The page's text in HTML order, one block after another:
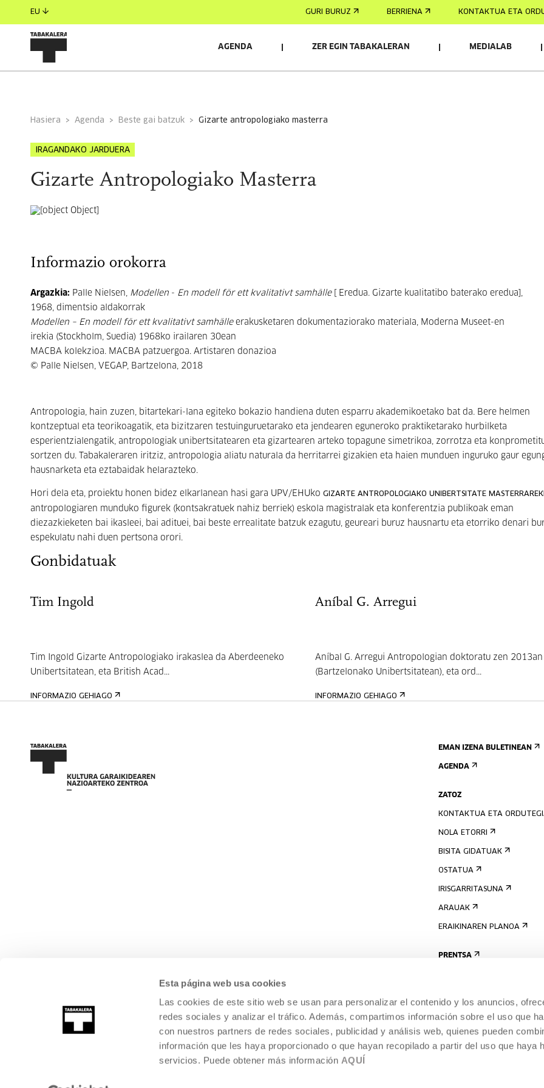
Esta página web usa cookies
Las cookies de este sitio web se usan para personalizar el contenido y los anuncios,
redes sociales y analizar el tráfico. Además, compartimos información sobre el uso que
con nuestros partners de redes sociales, publicidad y análisis web, quienes pueden
información que les haya proporcionado o que hayan recopilado a partir del uso que haya
servicios. Puede obtener más información AQUÍ
EU GURI BURUZ BERRIENA KONTAKTUA ETA
AGENDA ZER EGIN TABAKALERAN MEDIALAB
Hasiera Agenda Beste gai batzuk gizarte antropologiako masterra
IRAGANDAKO JARDUERA
Gizarte Antropologiako Masterra
Informazio orokorra
Argazkia: Palle Nielsen, Modellen - En modell för ett kvalitativt samhälle[ Eredua. Gizarte kualitatibo baterako eredua],
1968, dimentsio aldakorrak
Modellen – En modell för ett kvalitativt samhälle erakusketaren dokumentaziorako materiala, Moderna Museet-en
irekia (Stockholm, Suedia) 1968ko irailaren 30ean
MACBA kolekzioa. MACBA patzuergoa. Artistaren donazioa
© Palle Nielsen, VEGAP, Bartzelona, 2018
Antropologia, hain zuzen, bitartekari-lana egiteko bokazio handiena duten esparru akademikoetako bat da. Bere helmen
kontzeptual eta teorikoagatik, eta bizitzaren testuinguruetarako eta jendearen eguneroko praktiketarako hurbilketa
esperientzialengatik, antropologiak unibertsitatearen eta gizartearen arteko topagune simetrikoa, zorrotza eta
sortzen du. Tabakaleraren iritziz, antropologia aliatu naturala da herritarrei gizakien eta haien munduen inguruko gaur
hausnarketa eta eztabaidak helarazteko.
Hori dela eta, proiektu honen bidez elkarlanean hasi gara UPV/EHUko GIZARTE ANTROPOLOGIAKO UNIBERTSITATE
antropologiaren munduko figurek (kontsakratuek nahiz berriek) eskola magistralak eta konferentzia publikoak eman
diezazkieketen bai ikasleei, bai adituei, bai beste errealitate batzuk ezagutu, geureari buruz hausnartu eta etorriko denari
espekulatu nahi duen pertsona orori.
Gonbidatuak
Tim Ingold
Tim Ingold Gizarte Antropologiako irakaslea da Aberdeeneko
Unibertsitatean, eta British Acad...
INFORMAZIO GEHIAGO
Aníbal G. Arregui
Aníbal G. Arregui Antropologian doktoratu zen 2013an
(Bartzelonako Unibertsitatean), eta ord...
INFORMAZIO GEHIAGO
EMAN IZENA BULETINEAN
AGENDA
ZATOZ
KONTAKTUA ETA
NOLA ETORRI
BISITA GIDATUAK
OSTATUA
IRISGARRITASUNA
ARAUAK
ERAIKINAREN PLANOA
PRENTSA